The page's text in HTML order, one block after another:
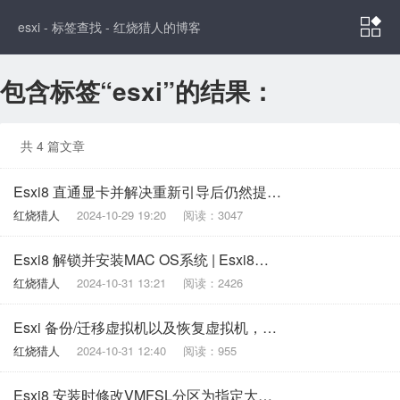
esxi - 标签查找 - 红烧猎人的博客 
包含标签“esxi”的结果：
共 4 篇文章
Esxi8 直通显卡并解决重新引导后仍然提示“已启用 / 需要重新引导”
红烧猎人 2024-10-29 19:20 阅读：3047
Esxi8 解锁并安装MAC OS系统 | Esxi8安装苹果系统
红烧猎人 2024-10-31 13:21 阅读：2426
Esxi 备份/迁移虚拟机以及恢复虚拟机，在windows下使用
红烧猎人 2024-10-31 12:40 阅读：955
Esxi8 安装时修改VMFSL分区为指定大小，解决默认安装占用太多的空间